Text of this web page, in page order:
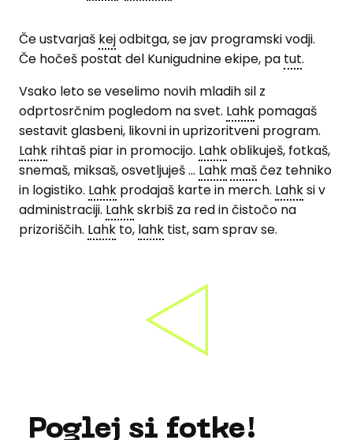
Če ustvarjaš kejodbitga, se jav programski vodji.
Če hočeš postat del Kunigudnine ekipe, pa tut.
Vsako leto se veselimo novih mladih sil z
odprtosrčnim pogledom na svet. Lahk pomagaš
sestavit glasbeni, likovni in uprizoritveni program.
Lahk rihtaš piar in promocijo. Lahkoblikuješ, fotkaš,
snemaš, miksaš, osvetljuješ … Lahk maščez tehniko
in logistiko. Lahk prodajaš karte in merch. Lahksi v
administraciji. Lahkskrbiš za red in čistočo na
prizoriščih. Lahk to, lahk tist, sam sprav se.
Poglej si fotke!